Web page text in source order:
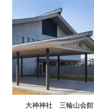
大神神社 三輪山会館